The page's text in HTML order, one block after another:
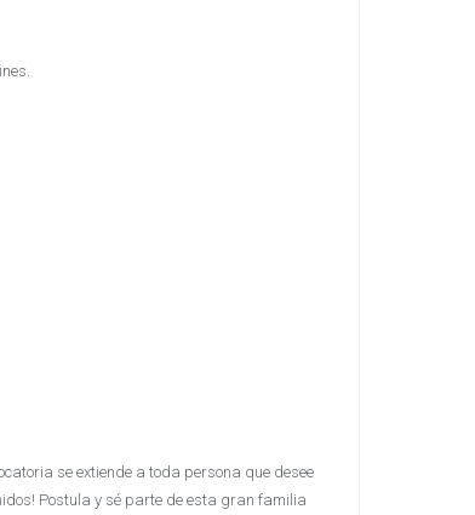
se extiende a toda persona que desee
Postula y sé parte de esta gran familia